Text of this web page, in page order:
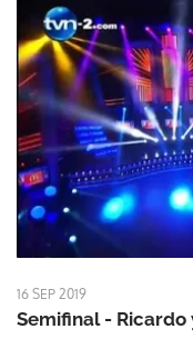
16 SEP 2019
Semifinal - Ricardo